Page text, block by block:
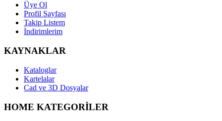
Üye Ol
Profil Sayfası
Takip Listem
İndirimlerim
KAYNAKLAR
Kataloglar
Kartelalar
Cad ve 3D Dosyalar
HOME KATEGORİLER